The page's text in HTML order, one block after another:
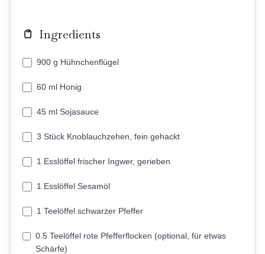
Ingredients
900 g Hühnchenflügel
60 ml Honig
45 ml Sojasauce
3 Stück Knoblauchzehen, fein gehackt
1 Esslöffel frischer Ingwer, gerieben
1 Esslöffel Sesamöl
1 Teelöffel schwarzer Pfeffer
0.5 Teelöffel rote Pfefferflocken (optional, für etwas
Schärfe)